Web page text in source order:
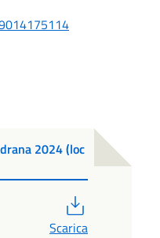
2024 (loc
Scarica